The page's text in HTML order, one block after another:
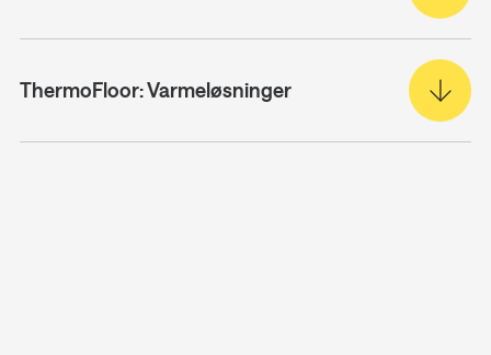
ThermoFloor: Varmeløsninger